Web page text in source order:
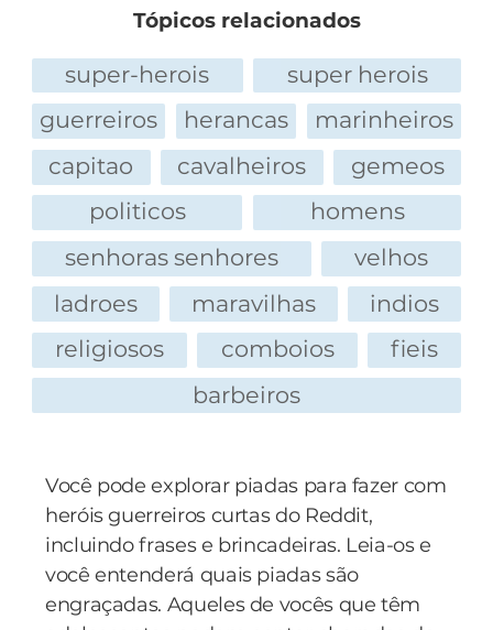
Tópicos relacionados
super-herois
super herois
guerreiros
herancas
marinheiros
capitao
cavalheiros
gemeos
politicos
homens
senhoras senhores
velhos
ladroes
maravilhas
indios
religiosos
comboios
fieis
barbeiros
Você pode explorar piadas para fazer com
heróis guerreiros curtas do Reddit,
incluindo frases e brincadeiras. Leia-os e
você entenderá quais piadas são
engraçadas. Aqueles de vocês que têm